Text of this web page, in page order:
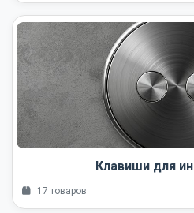
Клавиши для
17 товаров